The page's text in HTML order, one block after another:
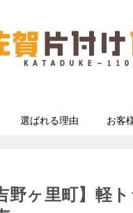
選ばれる理由 お客
野ヶ里町】軽